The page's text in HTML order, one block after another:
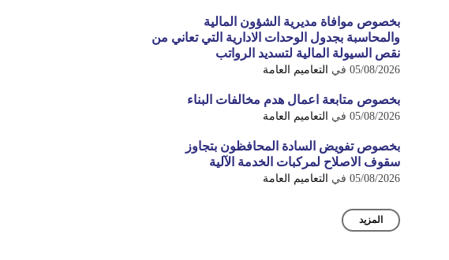
بخصوص موافاة مديرية الشؤون المالية
والمحاسبة بجدول الوحدات الادارية التي تعاني من
نقص السيولة المالية لتسديد الرواتب
05/08/2026 في التعاميم العامة
بخصوص متابعة اعمال هدم مخالفات البناء
05/08/2026 في التعاميم العامة
بخصوص تفويض السادة المحافظون بتجاوز
سقوف الاصلاح لمركبات الخدمة الآلية
05/08/2026 في التعاميم العامة
المزيد